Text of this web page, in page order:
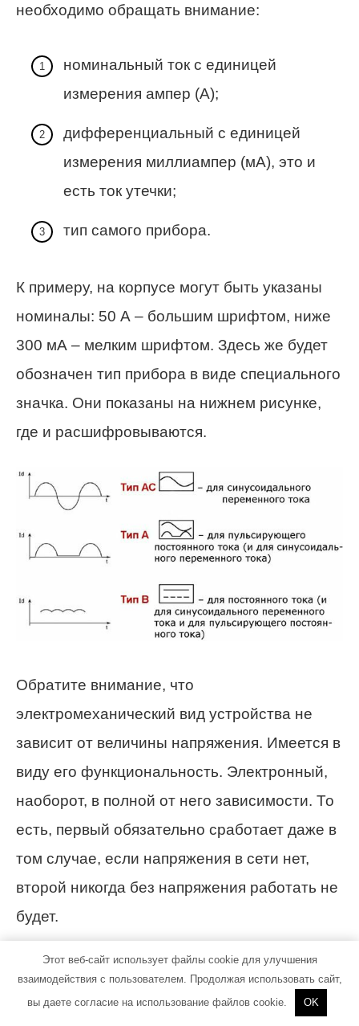
необходимо обращать внимание:
номинальный ток с единицей
измерения ампер (А);
дифференциальный с единицей
измерения миллиампер (мА), это и
есть ток утечки;
тип самого прибора.
К примеру, на корпусе могут быть указаны
номиналы: 50 А – большим шрифтом, ниже
300 мА – мелким шрифтом. Здесь же будет
обозначен тип прибора в виде специального
значка. Они показаны на нижнем рисунке,
где и расшифровываются.
Обратите внимание, что
электромеханический вид устройства не
зависит от величины напряжения. Имеется в
виду его функциональность. Электронный,
наоборот, в полной от него зависимости. То
есть, первый обязательно сработает даже в
том случае, если напряжения в сети нет,
второй никогда без напряжения работать не
будет.
Здесь же на корпусе, обычно сбоку,
обязательно производитель указывает
Этот веб-сайт использует файлы cookie для улучшения
взаимодействия с пользователем. Продолжая использовать сайт,
вы даете согласие на использование файлов cookie.
OK